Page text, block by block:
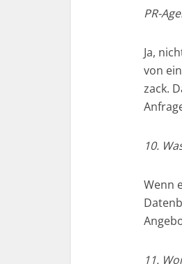
PR-
Ja,
von
zack.
10.
Wenn
11.